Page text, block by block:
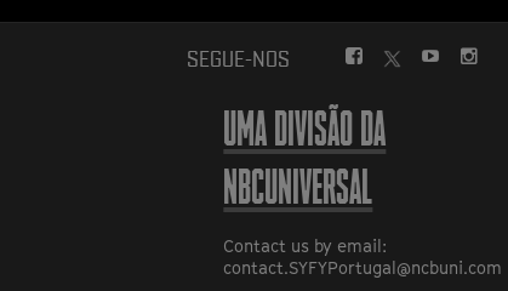
SEGUE-NOS
FACEBOOK
YOUTUBE
UMA DIVISÃO DA
NBCUNIVERSAL
Contact us by email:
contact.SYFYPortugal@ncbuni.com